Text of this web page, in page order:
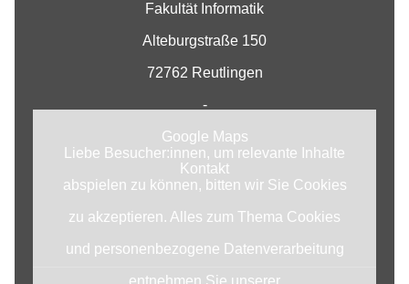
Fakultät Informatik
Alteburgstraße 150
72762 Reutlingen
-
Google Maps
Kontakt
Liebe Besucher:innen, um relevante Inhalte
abspielen zu können, bitten wir Sie Cookies
zu akzeptieren. Alles zum Thema Cookies
und personenbezogene Datenverarbeitung
entnehmen Sie unserer